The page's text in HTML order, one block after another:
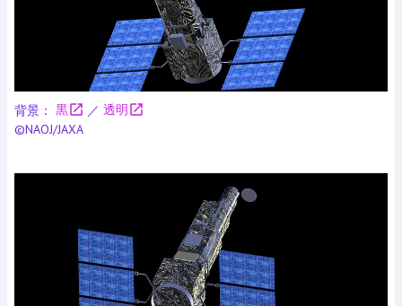
背景： 黒open_in_new ／ 透明open_in_new
©NAOJ/JAXA